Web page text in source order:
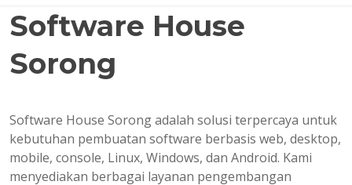
Software House
Sorong
Software House Sorong adalah solusi terpercaya untuk
kebutuhan pembuatan software berbasis web, desktop,
mobile, console, Linux, Windows, dan Android. Kami
menyediakan berbagai layanan pengembangan